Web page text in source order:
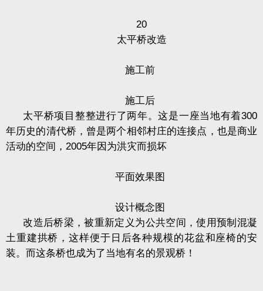
20
太平桥改造
施工前
施工后
太平桥项目整整进行了两年。这是一座当地有着300
年历史的清代桥，曾是两个相邻村庄的连接点，也是商业
活动的空间， 2005年因为洪灾而损坏
平面效果图
设计概念图
改造后桥梁，被重新定义为公共空间，使用预制混凝
土重建拱桥，这样便于日后各种规模的花盆和座椅的安
装。而这条桥也成为了当地有名的景观桥！